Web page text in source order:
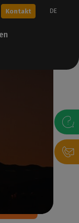
Kontakt DE